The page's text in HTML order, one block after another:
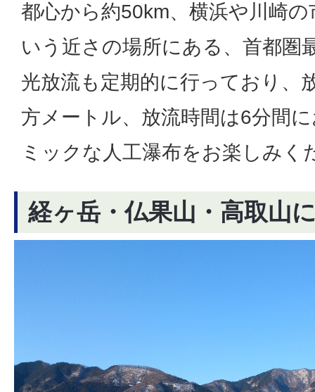
都心から約50km、横浜や川崎
いう近さの場所にある、首都圏
光放流も定期的に行っており、
方メートル、放流時間は6分間
ミックな人工瀑布をお楽しみく
経ヶ岳・仏果山・高取山